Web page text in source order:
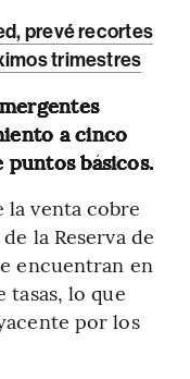
prevé recortes
trimestres
a cinco
puntos básicos.
la venta cobre
la Reserva de
encuentran en
lo que
por los